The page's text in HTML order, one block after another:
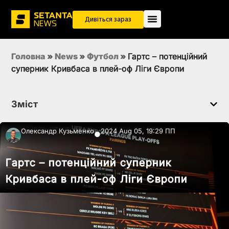
Дивіться зараз
Головна » News » Футбол » Гартс – потенційний
суперник Кривбаса в плей-оф Ліги Європи
Зміст
Олександр Кузьменко●2024 Aug 05, 19:29 ПП
Гартс – потенційний суперник
Кривбаса в плей-оф Ліги Європи